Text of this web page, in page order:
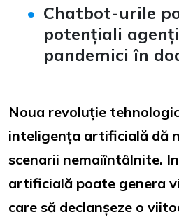
Chatbot-urile
potențiali
pandemici în
Noua revoluție
inteligența artificială dă
scenarii nemaiîntâlnite.
artificială poate genera
care să declanșeze o